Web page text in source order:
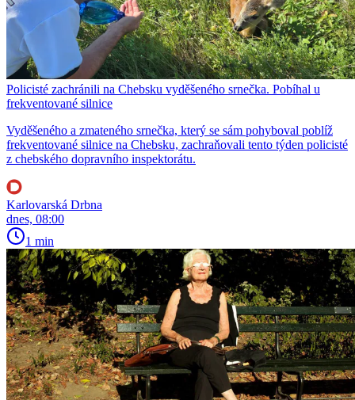
Policisté zachránili na Chebsku vyděšeného srnečka. Pobíhal u
frekventované silnice
Vyděšeného a zmateného srnečka, který se sám pohyboval poblíž
frekventované silnice na Chebsku, zachraňovali tento týden policisté
z chebského dopravního inspektorátu.
Karlovarská Drbna
dnes, 08:00
1 min